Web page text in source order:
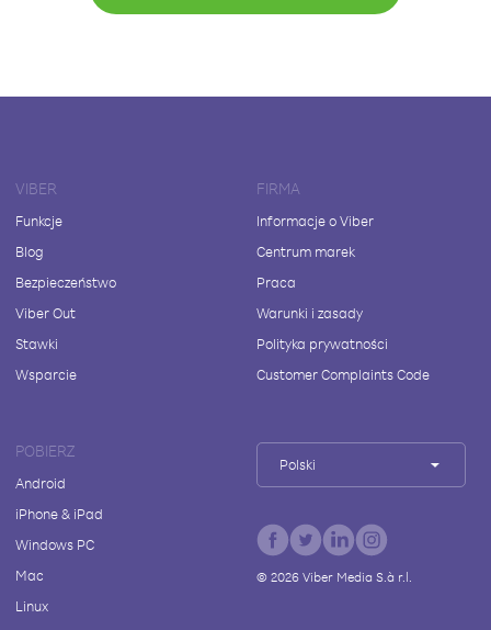
VIBER
Funkcje
Blog
Bezpieczeństwo
Viber Out
Stawki
Wsparcie
FIRMA
Informacje o Viber
Centrum marek
Praca
Warunki i zasady
Polityka prywatności
Customer Complaints Code
POBIERZ
Android
iPhone & iPad
Windows PC
Mac
Linux
Polski
© 2026Viber Media S.à r.l.